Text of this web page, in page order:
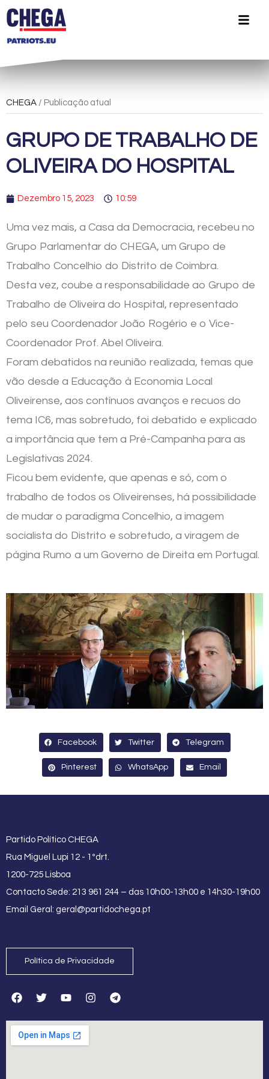
CHEGA / Publicação atual
GRUPO DE TRABALHO DE
OLIVEIRA DO HOSPITAL
Dezembro 15, 2023 10:59
Uma vez mais, a Casa da Democracia, recebeu no
Grupo Parlamentar do CHEGA, um Grupo de
Trabalho Concelhio do Distrito de Coimbra.
Desta vez, coube a responsabilidade ao Grupo de
Trabalho de Oliveira do Hospital, representado
pelo seu Coordenador João Rogério e o Vice-
Coordenador Prof. Abel Oliveira.
Foram debatidos na reunião realizada, temas que
vão desde a Educação à Economia Local
Oliveirense, aos contínuos avanços e recuos do
tema IC6, mas sobretudo, foi debatido e explicado
a importância que tem a Pré-Campanha para as
Legislativas 2024.
Ficou bem evidente, que apenas e só, com o
trabalho de todos os Oliveirenses, há possibilidade
de mudar o paradigma Concelhio, a imagem
socialista do Distrito e sobretudo, a viragem de
página Rumo a um Governo de Direita em Portugal.
Facebook Twitter Telegram
Pinterest WhatsApp Email
Partido Político CHEGA
Rua Miguel Lupi 12 - 1ºdrt.
1200-725 Lisboa
Contacto Sede: 213 961 244 – das 10h00-13h00 e 14h30-19h00
Email Geral: geral@partidochega.pt
Política de Privacidade